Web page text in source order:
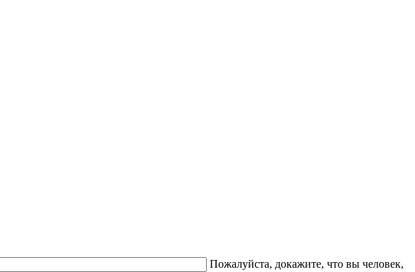
Пожалуйста, докажите, что вы человек,